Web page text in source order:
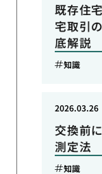
既存住
宅取引
底解説
知識
交換前
測定法
2026.03.26
知識